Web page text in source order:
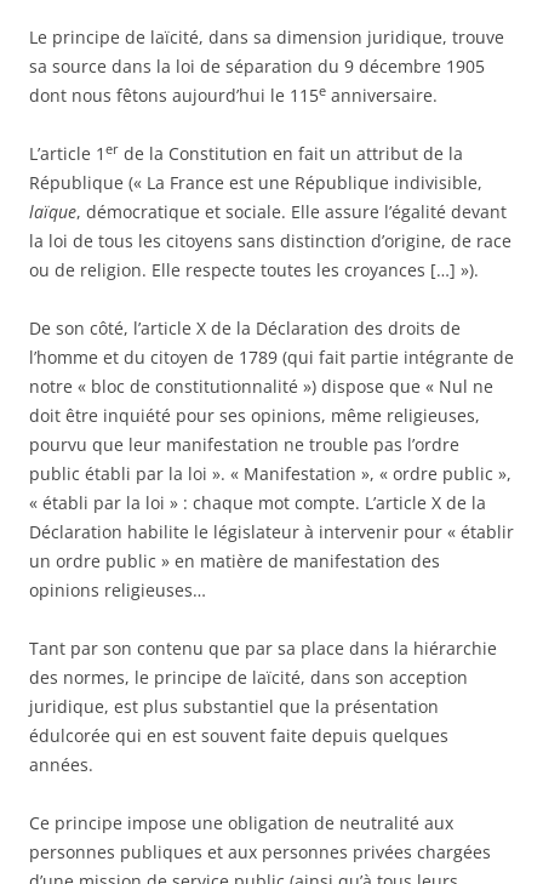
Le principe de laïcité, dans sa dimension juridique, trouve
sa source dans la loi de séparation du 9 décembre 1905
dont nous fêtons aujourd’hui le 115e anniversaire.
L’article 1 er de la Constitution en fait un attribut de la
République (« La France est une République indivisible,
laïque, démocratique et sociale. Elle assure l’égalité devant
la loi de tous les citoyens sans distinction d’origine, de race
ou de religion. Elle respecte toutes les croyances […] »).
De son côté, l’article X de la Déclaration des droits de
l’homme et du citoyen de 1789 (qui fait partie intégrante de
notre « bloc de constitutionnalité ») dispose que « Nul ne
doit être inquiété pour ses opinions, même religieuses,
pourvu que leur manifestation ne trouble pas l’ordre
public établi par la loi ». « Manifestation », « ordre public »,
« établi par la loi » : chaque mot compte. L’article X de la
Déclaration habilite le législateur à intervenir pour « établir
un ordre public » en matière de manifestation des
opinions religieuses…
Tant par son contenu que par sa place dans la hiérarchie
des normes, le principe de laïcité, dans son acception
juridique, est plus substantiel que la présentation
édulcorée qui en est souvent faite depuis quelques
années.
Ce principe impose une obligation de neutralité aux
personnes publiques et aux personnes privées chargées